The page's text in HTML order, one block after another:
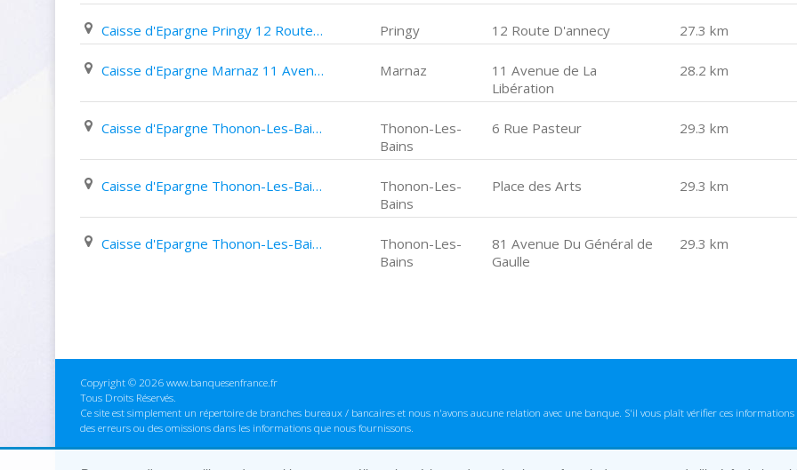
Caisse d'Epargne Pringy 12 Route D'annecy Pringy 12 Route D'annecy 27.3 km
Caisse d'Epargne Marnaz 11 Avenue de La Libération Marnaz
11 Avenue de La
Libération
28.2 km
Caisse d'Epargne Thonon-Les-Bains 6 Rue Pasteur
Thonon-Les-
Bains
6 Rue Pasteur 29.3 km
Caisse d'Epargne Thonon-Les-Bains Place des Arts
Thonon-Les-
Bains
Place des Arts 29.3 km
Caisse d'Epargne Thonon-Les-Bains 81 Avenue Du Général de Gaulle
Thonon-Les-
Bains
81 Avenue Du Général de
Gaulle
29.3 km
Copyright © 2026 www.banquesenfrance.fr
Tous Droits Réservés.
Ce site est simplement un répertoire de branches bureaux / bancaires et nous n'avons aucune relation avec une banque. S'il vous plaît vérifier ces
des erreurs ou des omissions dans les informations que nous fournissons.